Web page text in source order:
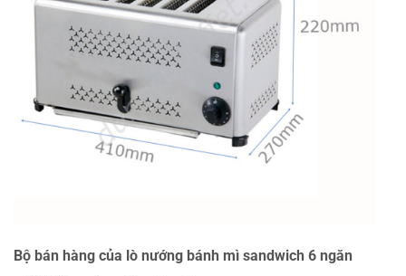
Bộ bán hàng của lò nướng bánh mì sandwich 6 ngăn